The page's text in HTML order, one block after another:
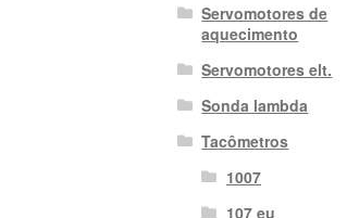
Servomotores de
aquecimento
Servomotores elt.
Sonda lambda
Tacômetros
1007
107 eu